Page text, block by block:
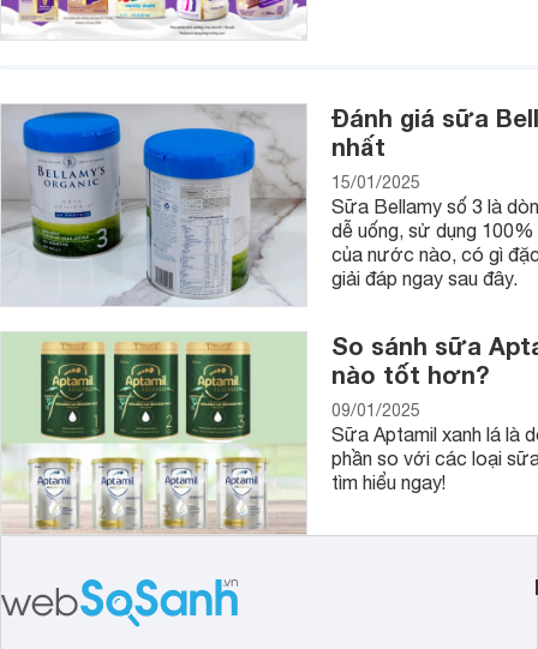
8. Máy đuổi côn trùng
chiếc máy đuổi côn trùng, miếng dán đuổi muỗi, dầu
Đánh giá sữa
nhất
15/01/2025
Sữa Bellamy số 3 là
dễ uống, sử dụng
của nước nào, có gì
giải đáp ngay sau đây.
So sánh sữa
nào tốt hơn?
09/01/2025
Sữa Aptamil xanh lá là
phần so với các loại
tìm hiểu ngay!